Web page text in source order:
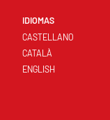
IDIOMAS
CASTELLANO
CATALÀ
ENGLISH